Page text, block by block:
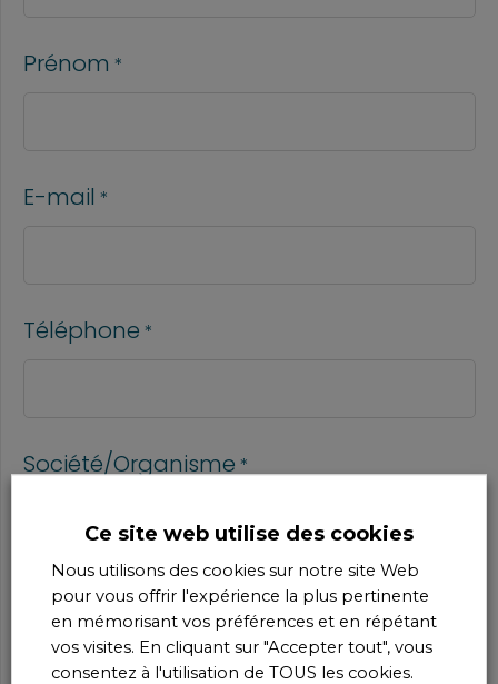
Prénom *
E-mail *
Téléphone *
Société/Organisme *
Votre demande concerne le sujet
suivant : *
Ce site web utilise des cookies
Nous utilisons des cookies sur notre site Web
pour vous offrir l'expérience la plus pertinente
en mémorisant vos préférences et en répétant
vos visites. En cliquant sur "Accepter tout", vous
consentez à l'utilisation de TOUS les cookies.